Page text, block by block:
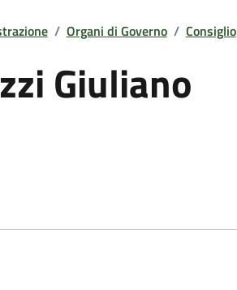
/ Organi di Governo / Consiglio
Giuliano